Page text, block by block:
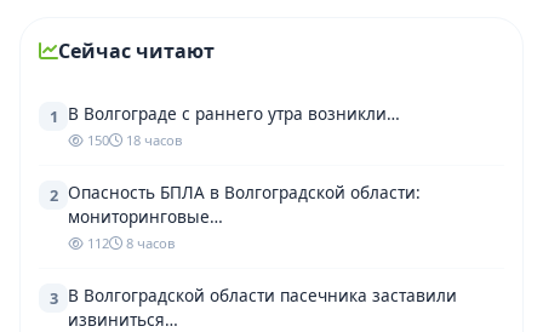
Сейчас читают
1 В Волгограде с раннего утра возникли…
150 18 часов
2 Опасность БПЛА в Волгоградской области:
мониторинговые…
112 8 часов
3 В Волгоградской области пасечника заставили
извиниться…